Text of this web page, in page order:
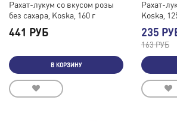
Рахат-лукум со вкусом розы
без сахара, Koska, 160 г
441 РУБ
В КОРЗИНУ
Рахат-
Koska,
235
163 РУБ